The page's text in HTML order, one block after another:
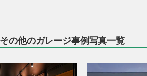
その他のガレージ事例写真一覧